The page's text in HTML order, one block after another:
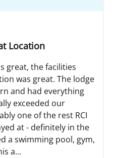
Location
great, the facilities
was great. The lodge
and had everything
exceeded our
one of the rest RCI
at - definitely in the
a swimming pool, gym,
a...